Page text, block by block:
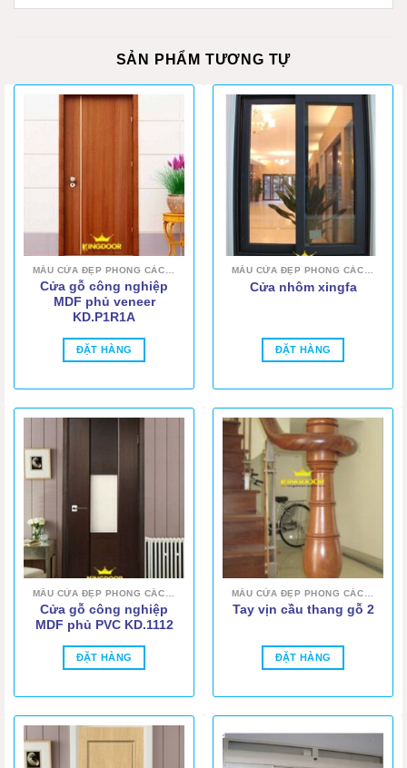
SẢN PHẨM TƯƠNG TỰ
Cửa gỗ công nghiệp
MDF phủ veneer
KD.P1R1A
ĐẶT HÀNG
Cửa nhôm xingfa
ĐẶT HÀNG
Cửa gỗ công nghiệp
MDF phủ PVC KD.1112
ĐẶT HÀNG
Tay vịn cầu thang gỗ 2
ĐẶT HÀNG